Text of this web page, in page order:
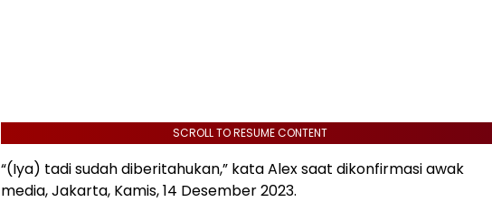
SCROLL TO RESUME CONTENT
“(Iya) tadi sudah diberitahukan,” kata Alex saat dikonfirmasi awak
media, Jakarta, Kamis, 14 Desember 2023.